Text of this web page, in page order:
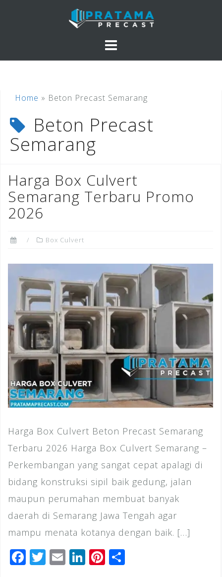
Home » Beton Precast Semarang
Beton Precast
Semarang
Harga Box Culvert
Semarang Terbaru Promo
2026
Box Culvert
Harga Box Culvert Beton Precast Semarang
Terbaru 2026 Harga Box Culvert Semarang –
Perkembangan yang sangat cepat apalagi di
bidang konstruksi sipil baik gedung, jalan
maupun perumahan membuat banyak
daerah di Semarang Jawa Tengah agar
mampu menata kotanya dengan baik. […]
F T E Li Pi